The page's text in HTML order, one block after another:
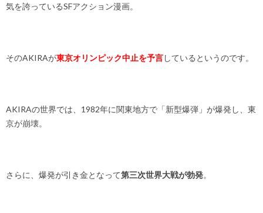
気を誇っているSFアクション漫画。
そのAKIRAが東京オリンピック中止を予言しているというのです。
AKIRAの世界では、1982年に関東地方で「新型爆弾」が爆発し、東
京が崩壊。
さらに、爆発が引き金となって第三次世界大戦が勃発。